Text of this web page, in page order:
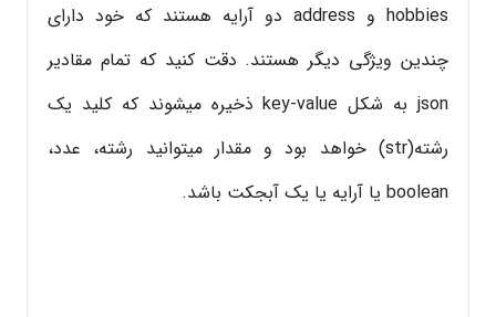
hobbies و address دو آرایه هستند که خود دارای
چندین ویژگی دیگر هستند. دقت کنید که تمام مقادیر
json به شکل key-value ذخیره میشوند که کلید یک
رشته(str) خواهد بود و مقدار میتوانید رشته، عدد،
boolean یا آرایه یا یک آبجکت باشد.